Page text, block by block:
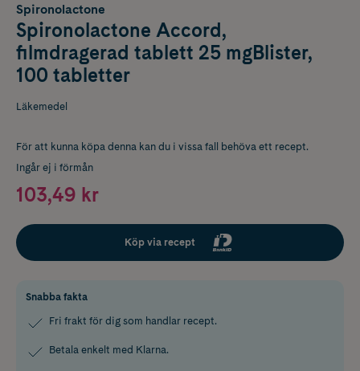
Spironolactone
Spironolactone Accord,
filmdragerad tablett 25 mgBlister,
100 tabletter
Läkemedel
För att kunna köpa denna kan du i vissa fall behöva ett recept.
Ingår ej i förmån
103,49 kr
Köp via recept
Snabba fakta
Fri frakt för dig som handlar recept.
Betala enkelt med Klarna.